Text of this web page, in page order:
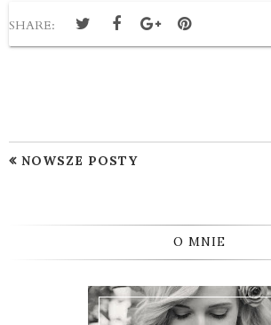
SHARE:
NOWSZE POSTY
O MNIE